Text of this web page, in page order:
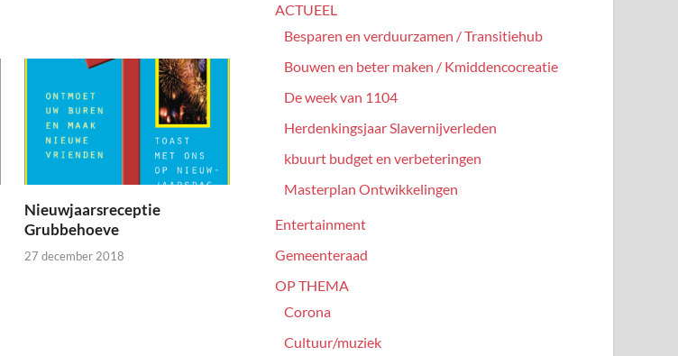
Nieuwjaarsreceptie
Grubbehoeve
27 december 2018
ACTUEEL
Besparen en verduurzamen / Transitiehub
Bouwen en beter maken / Kmiddencocreatie
De week van 1104
Herdenkingsjaar Slavernijverleden
kbuurt budget en verbeteringen
Masterplan Ontwikkelingen
Entertainment
Gemeenteraad
OP THEMA
Corona
Cultuur/muziek